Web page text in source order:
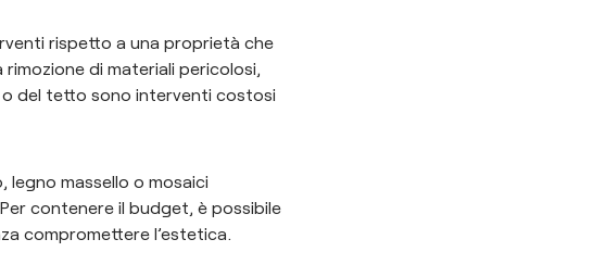
rispetto a una proprietà che
di materiali pericolosi,
o del tetto sono interventi costosi
massello o mosaici
contenere il budget, è possibile
compromettere l’estetica.